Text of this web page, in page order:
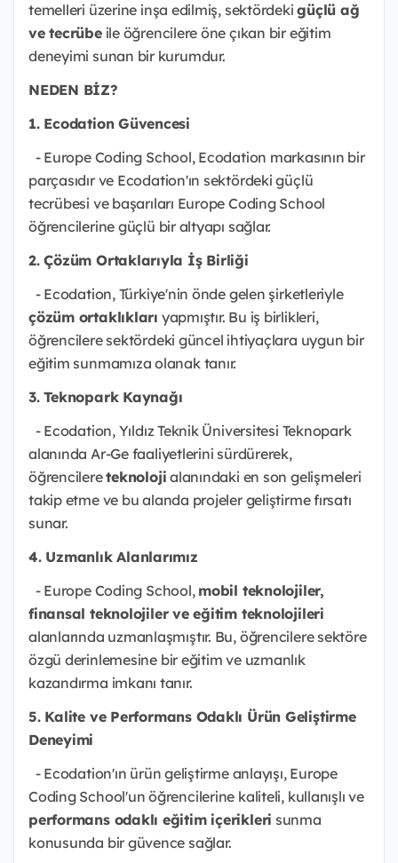
temelleri üzerine inşa edilmiş, sektördekigüçlü ağ
ve tecrübeile öğrencilere öne çıkan bir eğitim
deneyimi sunan bir kurumdur.
NEDEN BİZ?
1. Ecodation Güvencesi
- Europe Coding School, Ecodation markasının bir
parçasıdır ve Ecodation'ın sektördeki güçlü
tecrübesi ve başarıları Europe Coding School
öğrencilerine güçlü bir altyapı sağlar.
2. Çözüm Ortaklarıyla İş Birliği
- Ecodation, Türkiye'nin önde gelen şirketleriyle
çözüm ortaklıkları yapmıştır. Bu iş birlikleri,
öğrencilere sektördeki güncel ihtiyaçlara uygun bir
eğitim sunmamıza olanak tanır.
3. Teknopark Kaynağı
- Ecodation, Yıldız Teknik Üniversitesi Teknopark
alanında Ar-Ge faaliyetlerini sürdürerek,
öğrencilereteknoloji alanındaki en son gelişmeleri
takip etme ve bu alanda projeler geliştirme fırsatı
sunar.
4. Uzmanlık Alanlarımız
- Europe Coding School, mobil teknolojiler,
finansal teknolojiler ve eğitim teknolojileri
alanlarında uzmanlaşmıştır. Bu, öğrencilere sektöre
özgü derinlemesine bir eğitim ve uzmanlık
kazandırma imkanı tanır.
5. Kalite ve Performans Odaklı Ürün Geliştirme
Deneyimi
- Ecodation'ın ürün geliştirme anlayışı, Europe
Coding School'un öğrencilerine kaliteli, kullanışlı ve
performans odaklı eğitim içerikleri sunma
konusunda bir güvence sağlar.